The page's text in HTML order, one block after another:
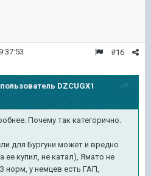
#16
DZCUGX1
Почему так категорично.
для Бургуни может и вредно
ее купил, не катал), Ямато не
норм, у немцев есть ГАП,